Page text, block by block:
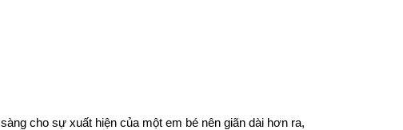
cho sự xuất hiện của một em bé nên giãn dài hơn ra,